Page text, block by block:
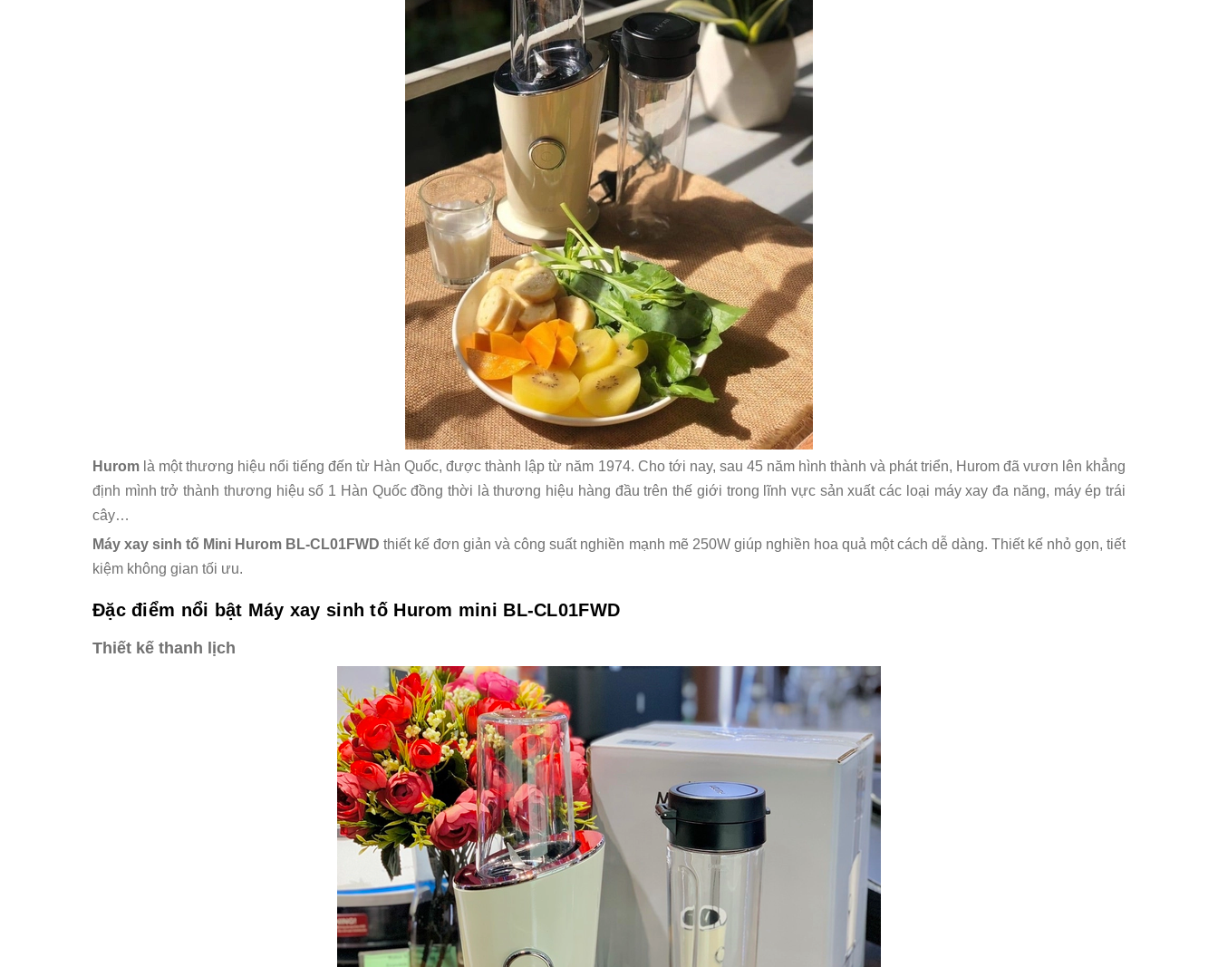
Hurom là một thương hiệu nổi tiếng đến từ Hàn Quốc, được thành lập từ năm 1974. Cho tới nay, sau 45 năm hình thành và phát triển, Hurom đã vươn lên khẳng
định mình trở thành thương hiệu số 1 Hàn Quốc đồng thời là thương hiệu hàng đầu trên thế giới trong lĩnh vực sản xuất các loại máy xay đa năng, máy ép trái
cây…
Máy xay sinh tố Mini Hurom BL-CL01FWD thiết kế đơn giản và công suất nghiền mạnh mẽ 250W giúp nghiền hoa quả một cách dễ dàng. Thiết kế nhỏ gọn, tiết
kiệm không gian tối ưu.
Đặc điểm nổi bật Máy xay sinh tố Hurom mini BL-CL01FWD
Thiết kế thanh lịch